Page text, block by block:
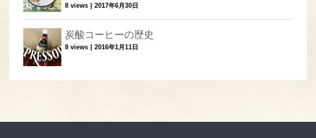
8 views |2017年6月30日
炭酸コーヒーの歴史
8 views |2016年1月11日